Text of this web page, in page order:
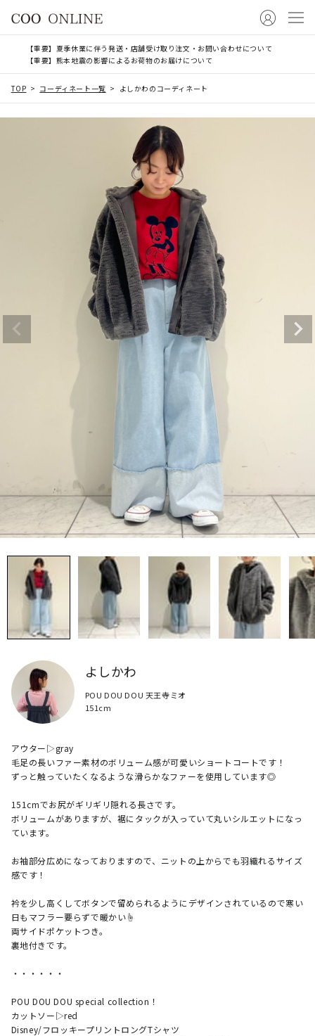
【重要】夏季休業に伴う発送・店舗受け取り注文・お問い合わせについて
【重要】熊本地震の影響によるお荷物のお届けについて
TOP コーディネート一覧 よしかわのコーディネート
よしかわ
POU DOU DOU 天王寺ミオ
151cm
アウター▷gray
毛足の長いファー素材のボリューム感が可愛いショートコートです！
ずっと触っていたくなるような滑らかなファーを使用しています◎
151cmでお尻がギリギリ隠れる長さです。
ボリュームがありますが、裾にタックが入っていて丸いシルエットになっ
ています。
お袖部分広めになっておりますので、ニットの上からでも羽織れるサイズ
感です！
衿を少し高くしてボタンで留められるようにデザインされているので寒い
日もマフラー要らずで暖かい☝︎
両サイドポケットつき。
裏地付きです。
・・・・・・
POU DOU DOU special collection！
カットソー▷red
Disney/フロッキープリントロングTシャツ